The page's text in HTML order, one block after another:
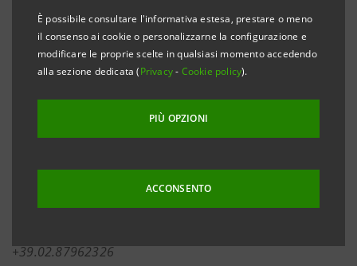
È possibile consultare l'informativa estesa, prestare o meno
il consenso ai cookie o personalizzarne la configurazione e
modificare le proprie scelte in qualsiasi momento accedendo
alla sezione dedicata (Privacy- Cookie policy).
PIÙ OPZIONI
ACCONSENTO
STORAGE
+39.02.87943180
investor.relations@intesasanpaolo.com
+39.02.87962326